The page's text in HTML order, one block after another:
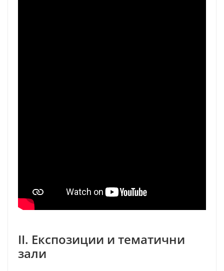
II. Експозиции и тематични
зали